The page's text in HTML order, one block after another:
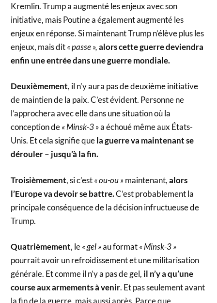
Kremlin. Trump a augmenté les enjeux avec son
initiative, mais Poutine a également augmenté les
enjeux en réponse. Si maintenant Trump n’élève plus les
enjeux, mais dit« passe »,alors cette guerre deviendra
enfin une entrée dans une guerre mondiale.
Deuxièmement, il n’y aura pas de deuxième initiative
de maintien de la paix. C’est évident. Personne ne
l’approchera avec elle dans une situation où la
conception de« Minsk-3 »a échoué même aux États-
Unis. Et cela signifie quela guerre va maintenant se
dérouler – jusqu’à la fin.
Troisièmement, si c’est« ou-ou »maintenant,alors
l’Europe va devoir se battre.C’est probablement la
principale conséquence de la décision infructueuse de
Trump.
Quatrièmement, le« gel »au format« Minsk-3 »
pourrait avoir un refroidissement et une militarisation
générale. Et comme il n’y a pas de gel, il n’y a qu’une
course aux armements à venir. Et pas seulement avant